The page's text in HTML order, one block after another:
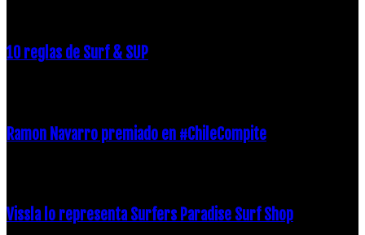
10 reglas de Surf & SUP
Ramon Navarro premiado en #ChileCompite
Vissla lo representa Surfers Paradise Surf Shop